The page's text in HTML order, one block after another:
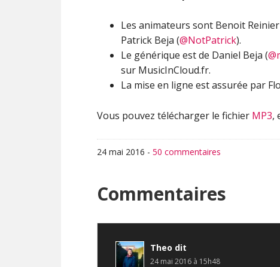
Les animateurs sont Benoit
Patrick Beja (@NotPatrick).
Le générique est de Daniel Beja (
sur MusicInCloud.fr.
La mise en ligne est assurée par
Vous pouvez télécharger le fichier MP3,
24 mai 2016 - 50 commentaires
Interactions
du
lecteur
Commentaires
Theo dit
24 mai 2016 à 15h48